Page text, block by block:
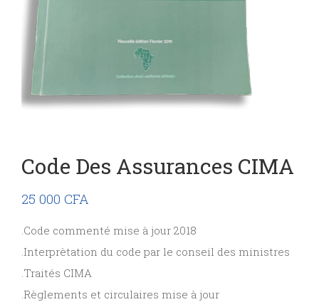
Code Des Assurances CIMA
25 000 CFA
.Code commenté mise à jour 2018
.Interprètation du code par le conseil des ministres
.Traités CIMA
.Règlements et circulaires mise à jour